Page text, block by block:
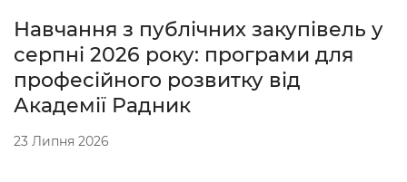
Навчання з публічних закупівель у
серпні 2026 року: програми для
професійного розвитку від
Академії Радник
23 Липня 2026